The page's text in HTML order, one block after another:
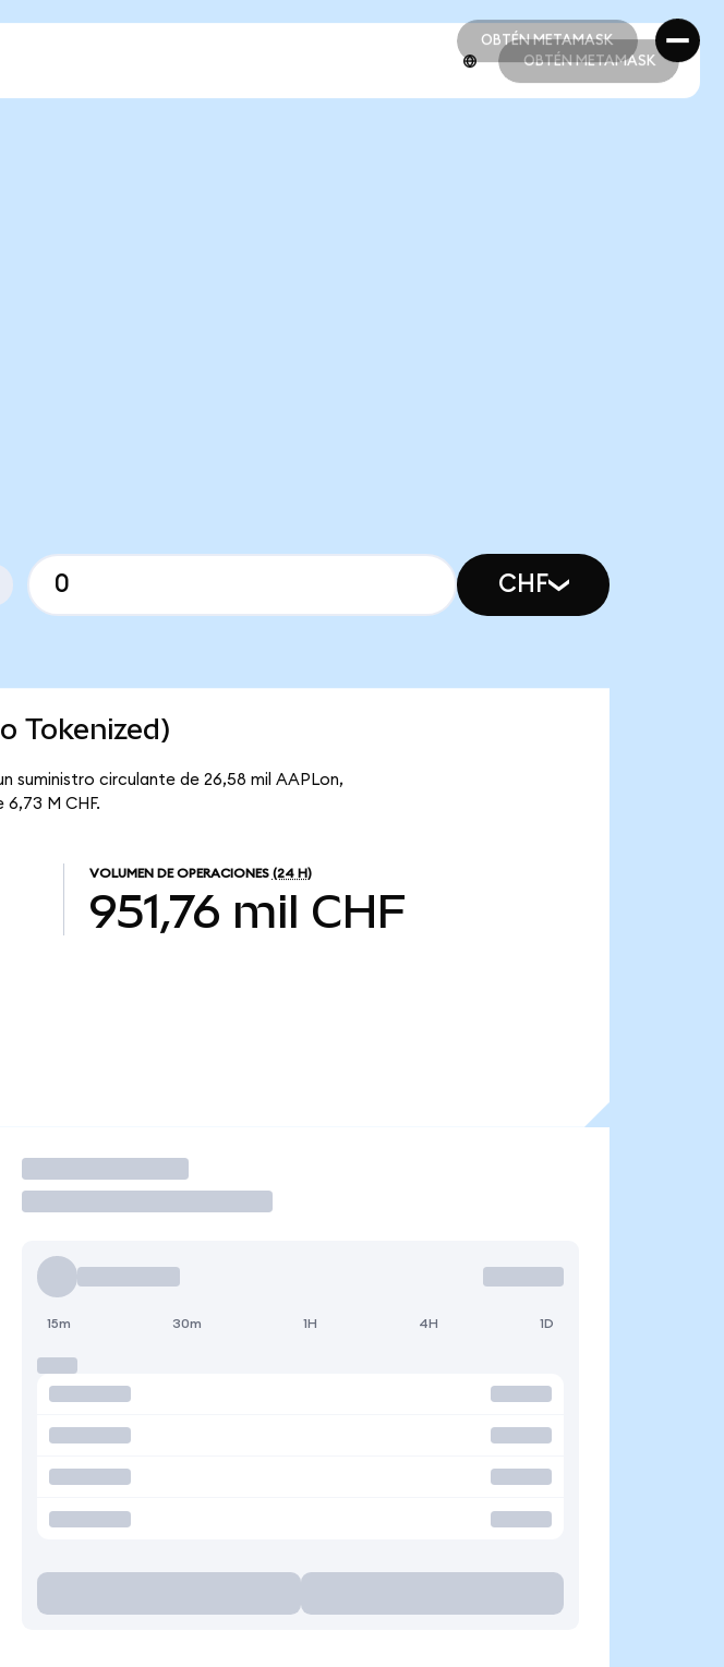
OBTÉN METAMASK
OBTÉN METAMASK
OBTÉN METAMASK
CHF
Tokenized)
suministro circulante de 26,58 mil AAPLon,
M CHF.
VOLUMEN DE OPERACIONES (24 H)
951,76 mil CHF
Operar
15m 30m 1H 4H 1D